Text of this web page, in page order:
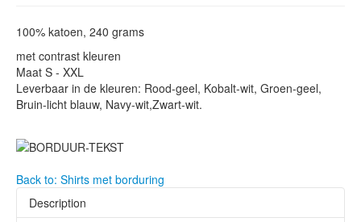
100% katoen, 240 grams
met contrast kleuren
Maat S - XXL
Leverbaar in de kleuren: Rood-geel, Kobalt-wit, Groen-geel,
Bruin-licht blauw, Navy-wit,Zwart-wit.
Back to: Shirts met borduring
Description